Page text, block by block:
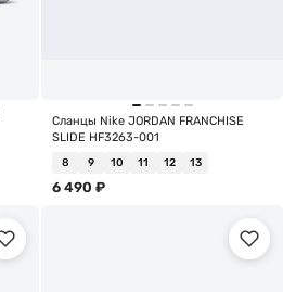
Сланцы Nike JORDAN FRANCHISE
SLIDE HF3263-001
8 9 10 11 12 13
6 490 ₽